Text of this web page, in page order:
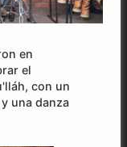
en
el
con un
una danza